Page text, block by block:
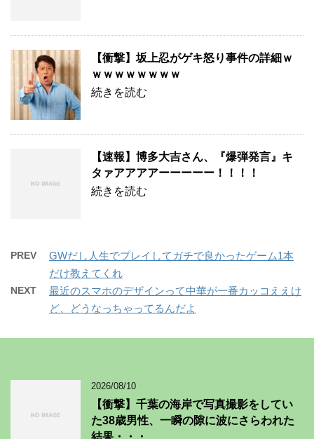
【衝撃】坂上忍がゲキ怒り事件の詳細ｗ
ｗｗｗｗｗｗｗｗ
続きを読む
【速報】博多大吉さん、『爆弾発言』キ
タァアアアアーーーーー！！！！
続きを読む
PREV
GWだし人生でプレイしてガチで良かったゲーム1本
だけ教えてくれ
NEXT
最近のスマホのデザインって中華が一番カッコええけ
ど、どうなっちゃってるんだよ
2026/08/10
【衝撃】千葉の海岸で写真撮影をしてい
た38歳男性、一瞬の隙に波にさらわれた
結果・・・